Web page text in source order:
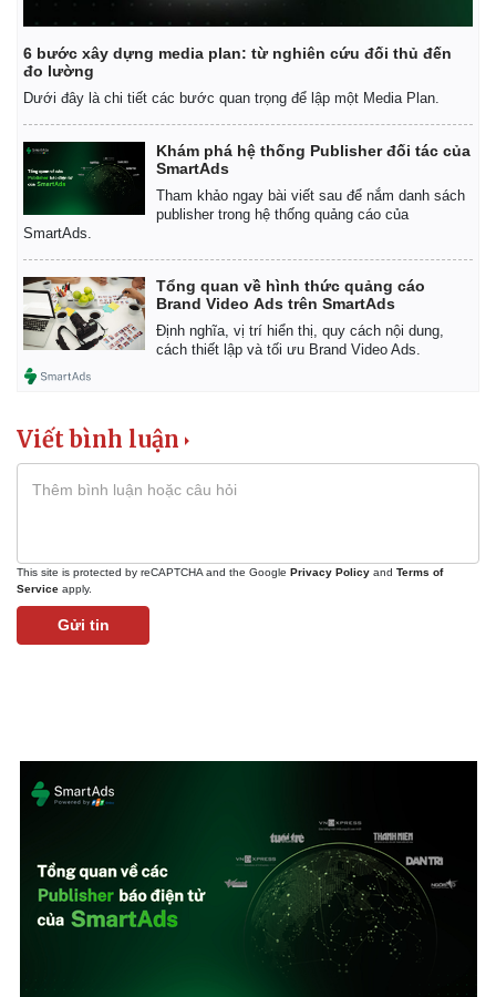
Kinh tế
6 bước xây dựng media plan: từ nghiên cứu đối thủ đến
đo lường
Dưới đây là chi tiết các bước quan trọng để lập một Media Plan.
Khám phá hệ thống Publisher đối tác của
SmartAds
Tham khảo ngay bài viết sau để nắm danh sách
publisher trong hệ thống quảng cáo của
SmartAds.
Tổng quan về hình thức quảng cáo
Brand Video Ads trên SmartAds
Định nghĩa, vị trí hiển thị, quy cách nội dung,
cách thiết lập và tối ưu Brand Video Ads.
Viết bình luận
This site is protected by reCAPTCHA and the Google Privacy Policy and Terms of
Service apply.
Gửi tin